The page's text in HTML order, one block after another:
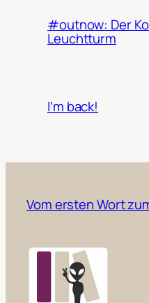
#outnow: Der
Leuchtturm
I’m back!
Vom ersten Wort